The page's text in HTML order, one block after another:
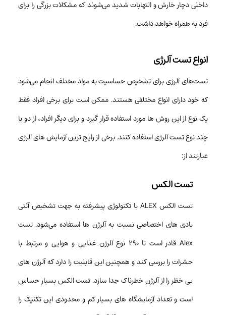
داخلی دچار خارش و التهابات شدید می‌شوند که مشکلات بزرگی را برای
فرد به همراه خواهد داشت.
انواع تست آلرژی
تست‌های آلرژی برای تشخیص حساسیت به مواد مختلف انجام می‌شود
که خود دارای انواع مختلفی هستند. ممکن است برای برخی افراد فقط
یک نوع از این روش ها مورد استفاده قرار گیرد و برای دیگر افراد، از دو یا
چند نوع تست آلرژی استفاده کنند. برخی از رایج ترین آزمایش های آلرژی
عبارتند از:
تست الکس
تست الکس ALEX با تکنولوژی پیشرفته به جهت تشخیص آنتی
بادی های اختصاصی نسبت به آلرژن ها استفاده می‌شود. تست
Alex قادر است تا ۲۹۰ نوع آلرژن غذایی و هوایی و مرتبط با
حشرات را بررسی کند و همچنین این قابلیت را دارد که آلرژن های
بی خظر را از آلرژن خطرناک جدا سازد. تست الکس بسیار حساس
است و تعداد آزمایشگاه های بسیار کم و محدودی این تکنیک را